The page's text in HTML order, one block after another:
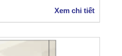
Xem chi tiết